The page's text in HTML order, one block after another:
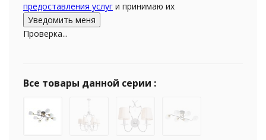
предоставления услуг и принимаю их
Проверка...
Все товары данной серии :